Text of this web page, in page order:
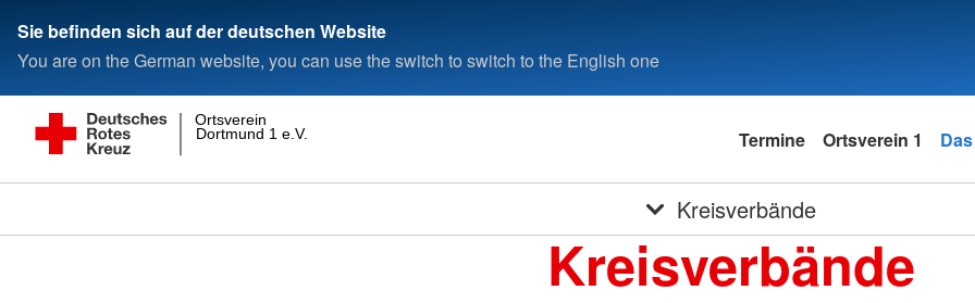
Sie befinden sich auf der deutschen Website
You are on the German website, you can use the switch to switch to the English one
Dortmund 1 e.V.
Ortsverein
Termine Ortsverein 1
Kreisverbände
Kreisverbände